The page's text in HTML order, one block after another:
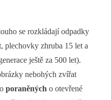
se rozkládají odpadky
plechovky zhruba 15 let a
ještě za 500 let).
nebohých zvířat
poraněných o otevřené